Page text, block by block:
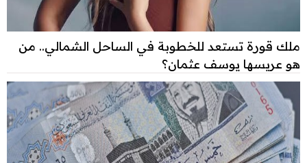
ملك قورة تستعد للخطوبة في الساحل الشمالي.. من
هو عريسها يوسف عثمان؟